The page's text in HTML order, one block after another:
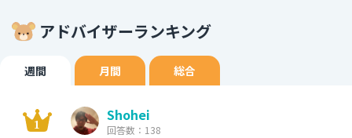
アドバイザーランキング
週間 月間 総合
Shohei
回答数：138